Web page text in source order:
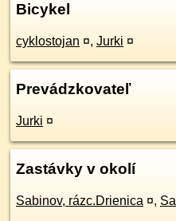
Bicykel
cyklostojan ¤, Jurki ¤
Prevádzkovateľ
Jurki ¤
Zastávky v okolí
Sabinov, rázc.Drienica ¤,